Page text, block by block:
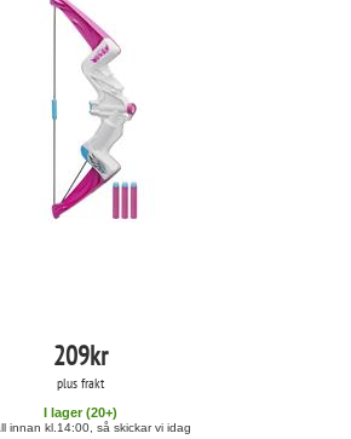
209kr
plus frakt
I lager (20+)
innan kl.14:00, så skickar vi idag